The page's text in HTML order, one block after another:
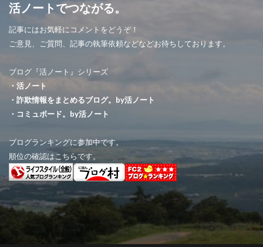
活ノートでつながる。
記事にはお気軽にコメントをどうぞ！
ご意見、ご質問、記事の執筆依頼などなどお待ちしております。
ブログ『活ノート』シリーズ
・活ノート
・詐欺情報をまとめるブログ。by活ノート
・コミュボード。by活ノート
ブログランキングに参加中です。
順位の確認はこちらです。